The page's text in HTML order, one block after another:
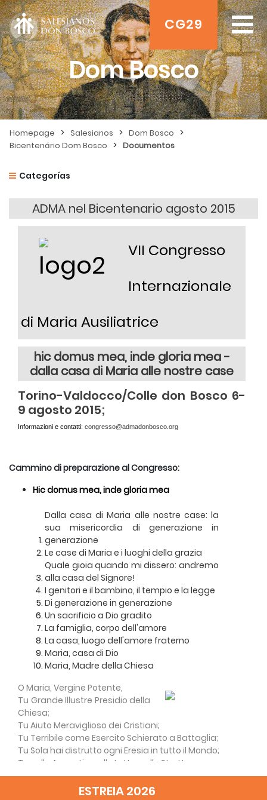
CG29
Dom Bosco
Homepage > Salesianos > Dom Bosco >
Bicentenário Dom Bosco > Documentos
Categorías
ADMA nel Bicentenario agosto 2015
VII Congresso
Internazionale
di Maria Ausiliatrice
hic domus mea, inde gloria mea -
dalla casa di Maria alle nostre case
Torino-Valdocco/Colle don Bosco 6-
9 agosto 2015;
Informazioni e contatti: congresso@admadonbosco.org
Cammino di preparazione al Congresso:
Hic domus mea, inde gloria mea
Dalla casa di Maria alle nostre case: la
sua misericordia di generazione in
generazione
Le case di Maria e i luoghi della grazia
Quale gioia quando mi dissero: andremo
alla casa del Signore!
I genitori e il bambino, il tempio e la legge
Di generazione in generazione
Un sacrificio a Dio gradito
La famiglia, corpo dell'amore
La casa, luogo dell'amore fraterno
Maria, casa di Dio
Maria, Madre della Chiesa
O Maria, Vergine Potente,
Tu Grande Illustre Presidio della
Chiesa;
Tu Aiuto Meraviglioso dei Cristiani;
Tu Terribile come Esercito Schierato a Battaglia;
Tu Sola hai distrutto ogni Eresia in tutto il Mondo;
Tu nelle Angustie, nelle Lotte, nelle Strettezze
difendici dal Nemico e nell'ora della Morte
accogli l'Anima nostra in Paradiso!
ESTREIA 2026